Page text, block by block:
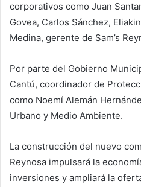
corporativos como Juan
Govea, Carlos Sánchez,
Medina, gerente de Sam’s
Por parte del Gobierno
Cantú, coordinador de
como Noemí Alemán
Urbano y Medio Ambiente.
La construcción del nuevo
Reynosa impulsará la
inversiones y ampliará la